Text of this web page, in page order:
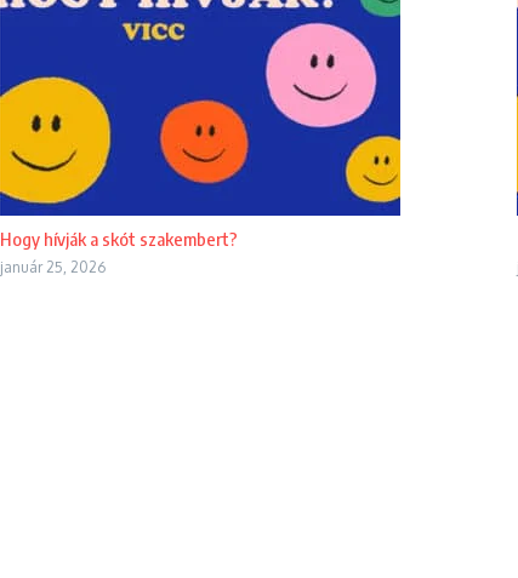
Hogy hívják a skót szakembert?
január 25, 2026